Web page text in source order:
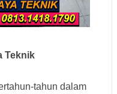
Teknik
tahun dalam